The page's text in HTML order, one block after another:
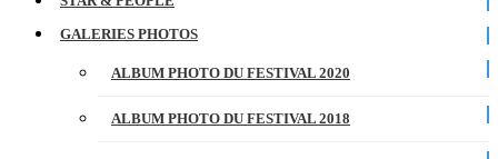
GALERIES PHOTOS
ALBUM PHOTO DU FESTIVAL 2020
ALBUM PHOTO DU FESTIVAL 2018